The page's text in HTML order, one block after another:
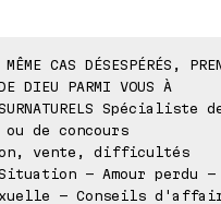
CAS DÉSESPÉRÉS,
DIEU PARMI VOUS À
SURNATURELS Spécialiste
de concours
vente, difficultés
- Amour perdu -
- Conseils